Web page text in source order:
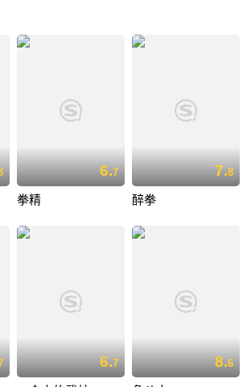
6.7
拳精
7.8
醉拳
6.7 8.6